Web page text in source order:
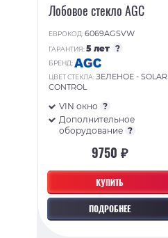
КУПИТЬ
ПОДРОБНЕЕ
Лобовое стекло AGC
ЕВРОКОД:6069AGSVW
ГАРАНТИЯ:5 лет ?
БРЕНД:
ЦВЕТ СТЕКЛА:ЗЕЛЕНОЕ - SOLAR
CONTROL
VIN окно ?
Дополнительное
оборудование ?
9750 ₽